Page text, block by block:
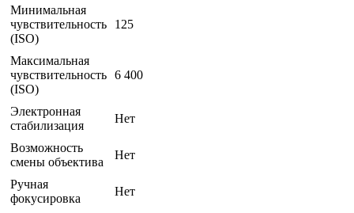
Минимальная
чувствительность
(ISO)
125
Максимальная
чувствительность
(ISO)
6 400
Электронная
стабилизация
Нет
Возможность
смены объектива
Нет
Ручная
фокусировка
Нет